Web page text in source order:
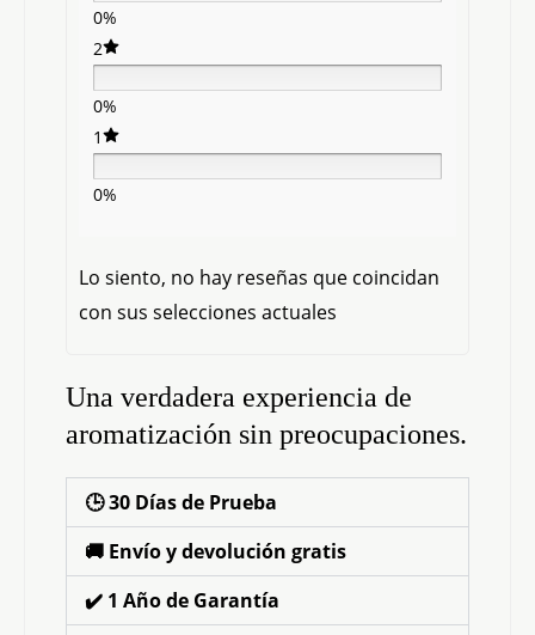
0%
2
0%
1
0%
Lo siento, no hay reseñas que coincidan
con sus selecciones actuales
Una verdadera experiencia de
aromatización sin preocupaciones.
🕒 30 Días de Prueba
🚚 Envío y devolución gratis
✔️ 1 Año de Garantía